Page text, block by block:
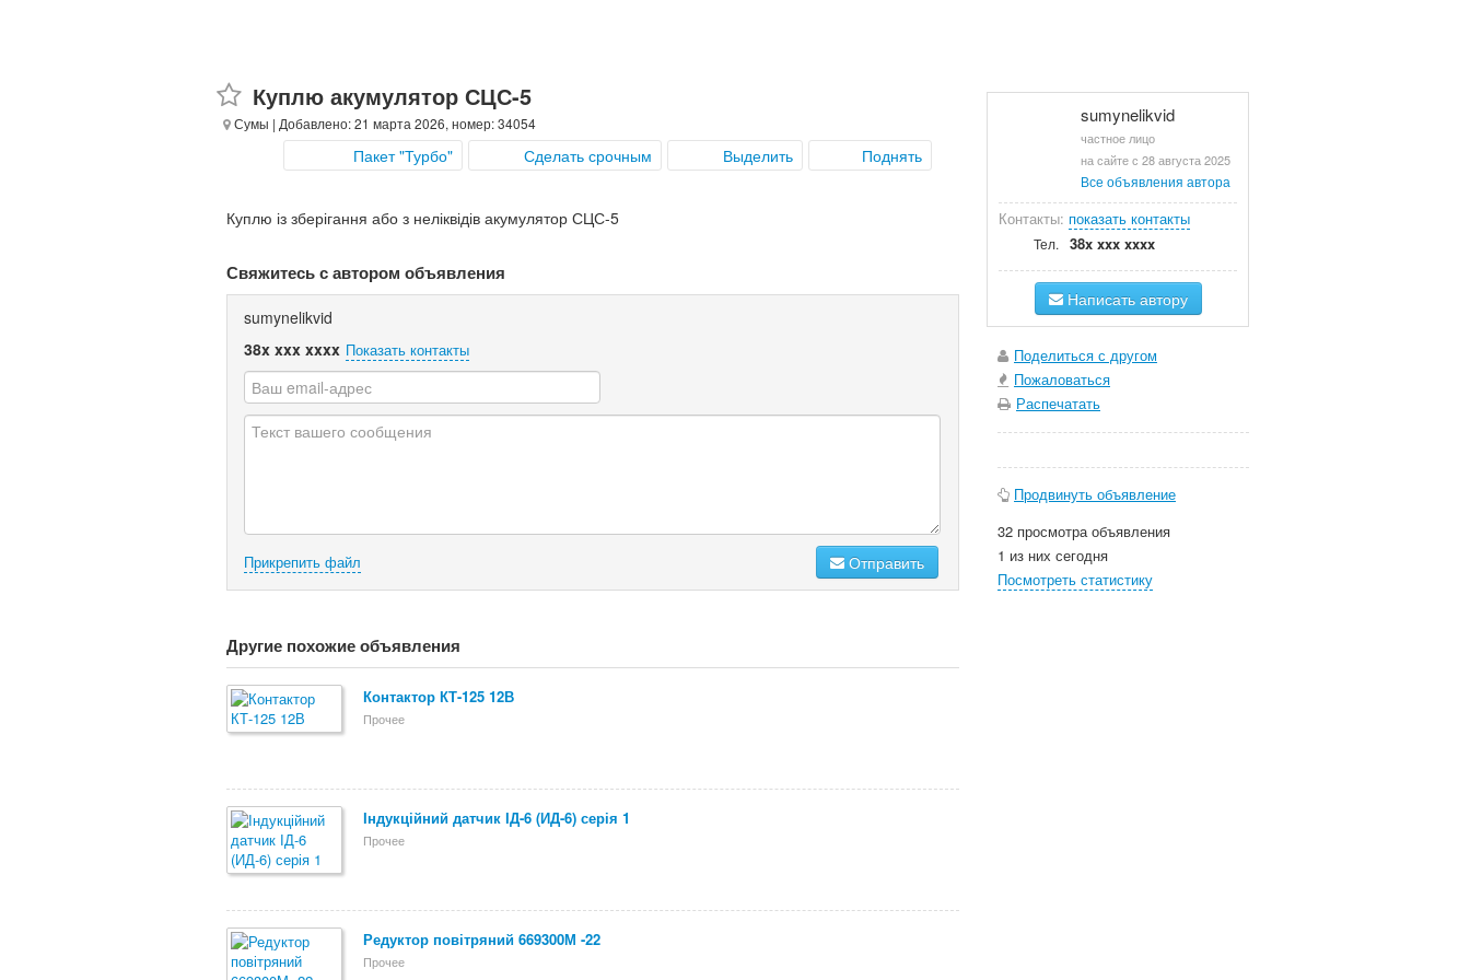
Куплю акумулятор СЦС-5
Сумы | Добавлено: 21 марта 2026, номер: 34054
Пакет "Турбо" Сделать срочным Выделить Поднять
Куплю із зберігання або з неліквідів акумулятор СЦС-5
Свяжитесь с автором объявления
sumynelikvid
38x xxx xxxx Показать контакты
Прикрепить файл Отправить
Другие похожие объявления
Контактор КТ-125 12В
Прочее
Індукційний датчик ІД-6 (ИД-6) серія 1
Прочее
Редуктор повітряний 669300М -22
Прочее
sumynelikvid
частное лицо
на сайте с 28 августа 2025
Все объявления автора
Контакты: показать контакты
Тел. 38x xxx xxxx
Написать автору
Поделиться с другом
Пожаловаться
Распечатать
Продвинуть объявление
32 просмотра объявления
1 из них сегодня
Посмотреть статистику